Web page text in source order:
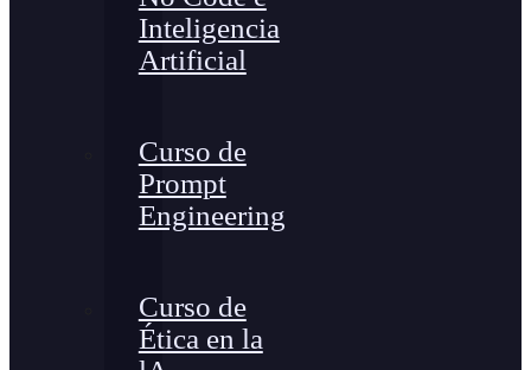
Inteligencia
Artificial
Curso de
Prompt
Engineering
Curso de
Ética en la